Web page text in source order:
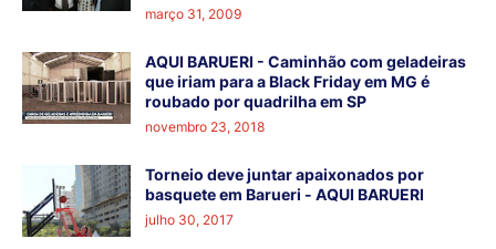
março 31, 2009
AQUI BARUERI - Caminhão com geladeiras
que iriam para a Black Friday em MG é
roubado por quadrilha em SP
novembro 23, 2018
Torneio deve juntar apaixonados por
basquete em Barueri - AQUI BARUERI
julho 30, 2017